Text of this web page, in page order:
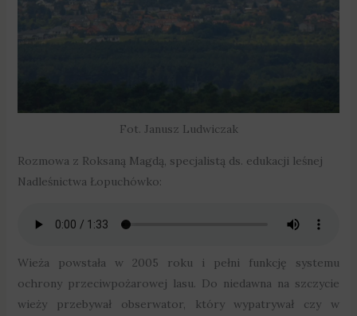
Fot. Janusz Ludwiczak
Rozmowa z Roksaną Magdą, specjalistą ds. edukacji leśnej
Nadleśnictwa Łopuchówko:
Wieża powstała w 2005 roku i pełni funkcję systemu
ochrony przeciwpożarowej lasu. Do niedawna na szczycie
wieży przebywał obserwator, który wypatrywał czy w